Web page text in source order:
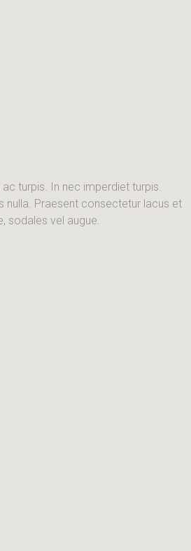
turpis. In nec imperdiet turpis.
nulla. Praesent consectetur lacus et
sodales vel augue.